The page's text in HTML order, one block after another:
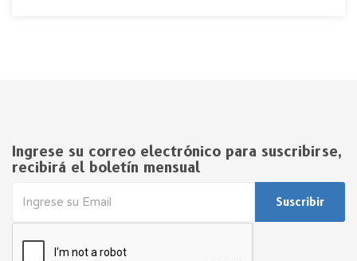
Ingrese su correo electrónico para suscribirse,
recibirá el boletín mensual
Suscribir